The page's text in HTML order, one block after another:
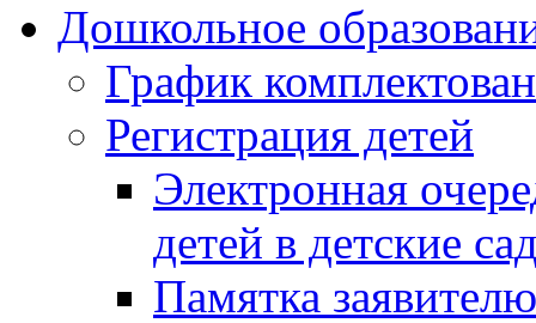
Дошкольное
График
Регистрация детей
Электронная
детей в детские
Памятка заявителю